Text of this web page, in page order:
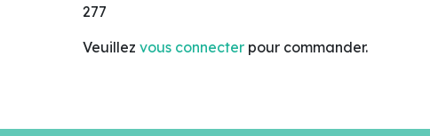
277
Veuillez vous connecter pour commander.